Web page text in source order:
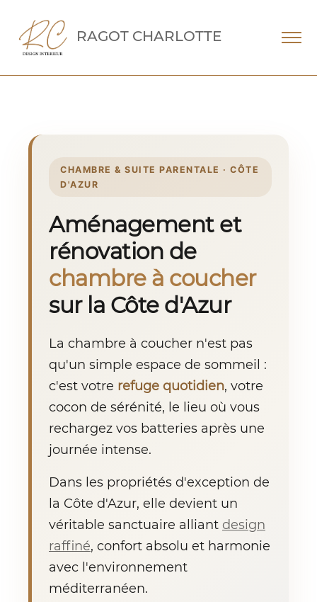
RAGOT CHARLOTTE
CHAMBRE & SUITE PARENTALE · CÔTE
D'AZUR
Aménagement et
rénovation de
chambre à coucher
sur la Côte d'Azur
La chambre à coucher n'est pas
qu'un simple espace de sommeil :
c'est votre refuge quotidien, votre
cocon de sérénité, le lieu où vous
rechargez vos batteries après une
journée intense.
Dans les propriétés d'exception de
la Côte d'Azur, elle devient un
véritable sanctuaire alliant design
raffiné, confort absolu et harmonie
avec l'environnement
méditerranéen.